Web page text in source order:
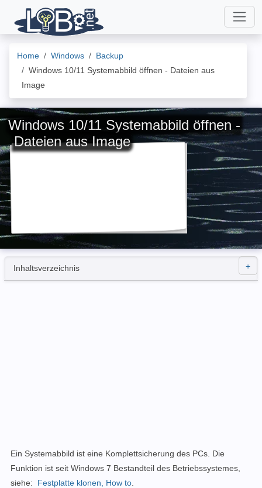
Home Windows
Backup
Windows 10/11 Systemabbild öffnen - Dateien aus
Image
Windows 10/11 Systemabbild öffnen -
Dateien aus Image
Inhaltsverzeichnis
Ein Systemabbild ist eine Komplettsicherung des PCs. Die
Funktion ist seit Windows 7 Bestandteil des Betriebssystemes,
siehe: Festplatte klonen, How to